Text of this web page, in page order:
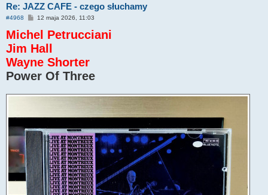
Re: JAZZ CAFE - czego słuchamy
#4968
P
s
t
12 maja 2026, 11:03
Michel Petrucciani
Jim Hall
Wayne Shorter
Power Of Three